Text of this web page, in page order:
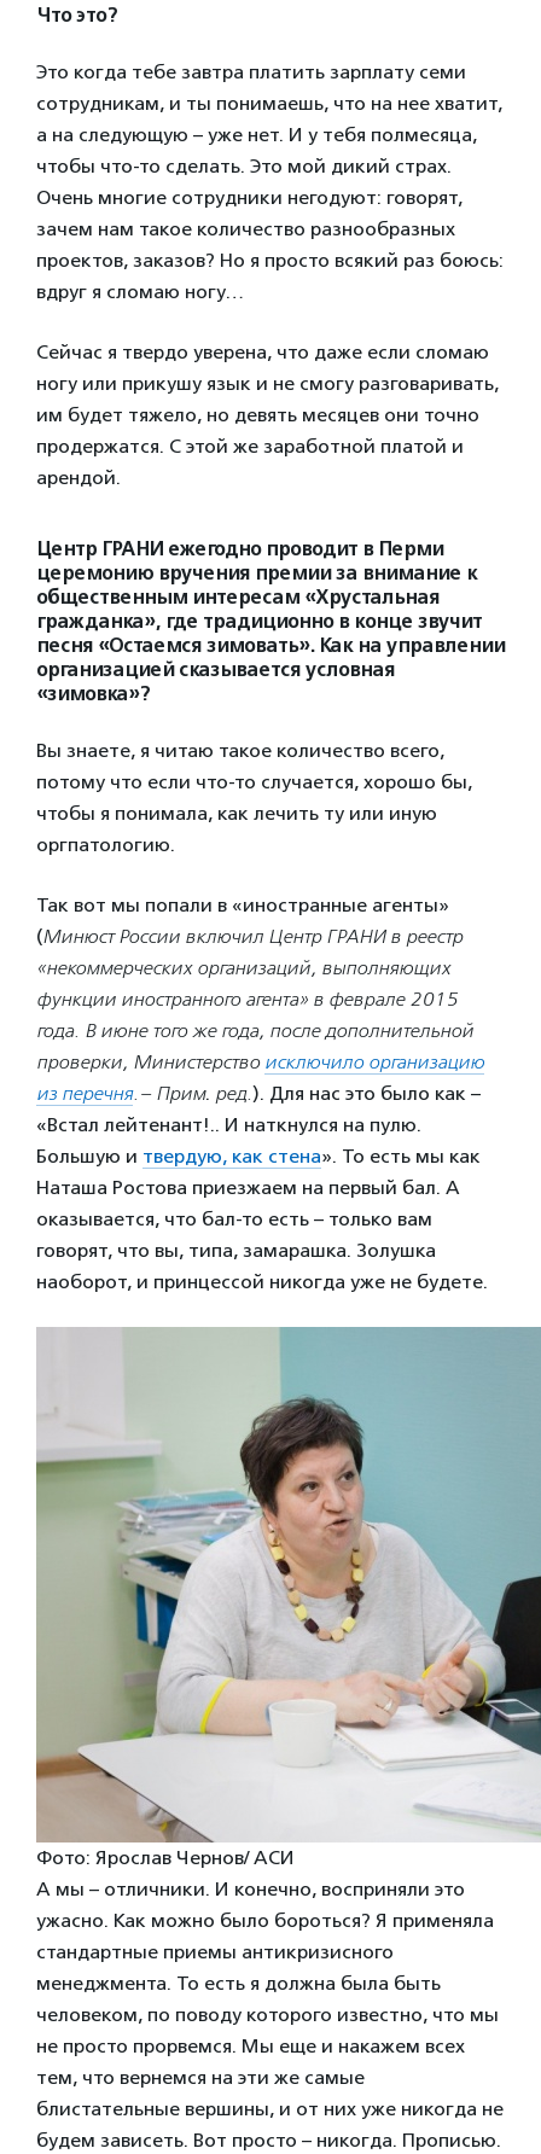
Что это?
Это когда тебе завтра платить зарплату семи
сотрудникам, и ты понимаешь, что на нее хватит,
а на следующую – уже нет. И у тебя полмесяца,
чтобы что-то сделать. Это мой дикий страх.
Очень многие сотрудники негодуют: говорят,
зачем нам такое количество разнообразных
проектов, заказов? Но я просто всякий раз боюсь:
вдруг я сломаю ногу…
Сейчас я твердо уверена, что даже если сломаю
ногу или прикушу язык и не смогу разговаривать,
им будет тяжело, но девять месяцев они точно
продержатся. С этой же заработной платой и
арендой.
Центр ГРАНИ ежегодно проводит в Перми
церемонию вручения премии за внимание к
общественным интересам «Хрустальная
гражданка», где традиционно в конце звучит
песня «Остаемся зимовать». Как на управлении
организацией сказывается условная
«зимовка»?
Вы знаете, я читаю такое количество всего,
потому что если что-то случается, хорошо бы,
чтобы я понимала, как лечить ту или иную
оргпатологию.
Так вот мы попали в «иностранные агенты»
(Минюст России включил Центр ГРАНИ в реестр
«некоммерческих организаций, выполняющих
функции иностранного агента» в феврале 2015
года. В июне того же года, после дополнительной
проверки, Министерство исключило организацию
из перечня. – Прим. ред.). Для нас это было как –
«Встал лейтенант!.. И наткнулся на пулю.
Большую и твердую, как стена». То есть мы как
Наташа Ростова приезжаем на первый бал. А
оказывается, что бал-то есть – только вам
говорят, что вы, типа, замарашка. Золушка
наоборот, и принцессой никогда уже не будете.
Фото: Ярослав Чернов/ АСИ
А мы – отличники. И конечно, восприняли это
ужасно. Как можно было бороться? Я применяла
стандартные приемы антикризисного
менеджмента. То есть я должна была быть
человеком, по поводу которого известно, что мы
не просто прорвемся. Мы еще и накажем всех
тем, что вернемся на эти же самые
блистательные вершины, и от них уже никогда не
будем зависеть. Вот просто – никогда. Прописью.